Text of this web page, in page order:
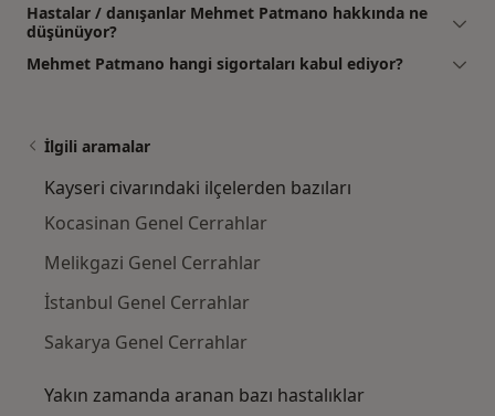
Hastalar / danışanlar Mehmet Patmano hakkında ne
düşünüyor?
Mehmet Patmano hangi sigortaları kabul ediyor?
İlgili aramalar
Kayseri civarındaki ilçelerden bazıları
Kocasinan Genel Cerrahlar
Melikgazi Genel Cerrahlar
İstanbul Genel Cerrahlar
Sakarya Genel Cerrahlar
Yakın zamanda aranan bazı hastalıklar